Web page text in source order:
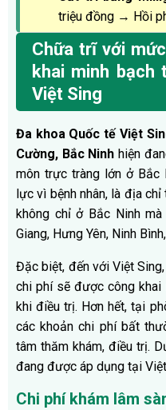
triệu đồng → Hồi
Chữa trĩ với
khai minh
Việt Sing
Đa khoa Quốc tế Việt
Cường, Bắc Ninh hiện
môn trực tràng lớn ở Bắc
lực vì bệnh nhân, là địa
không chỉ ở Bắc Ninh
Giang, Hưng Yên, Ninh
Đặc biệt, đến với Việt
chi phí sẽ được công
khi điều trị. Hơn hết, tại
các khoản chi phí bất
tâm thăm khám, điều trị.
đang được áp dụng tại
Chi phí khám lâm